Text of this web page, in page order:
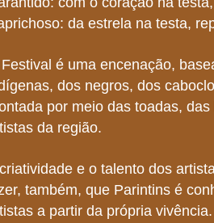
da estrela na testa,
é uma encenação,
dos negros, dos
por meio das toadas,
da região.
e o talento dos
também, que Parintins é
a partir da própria